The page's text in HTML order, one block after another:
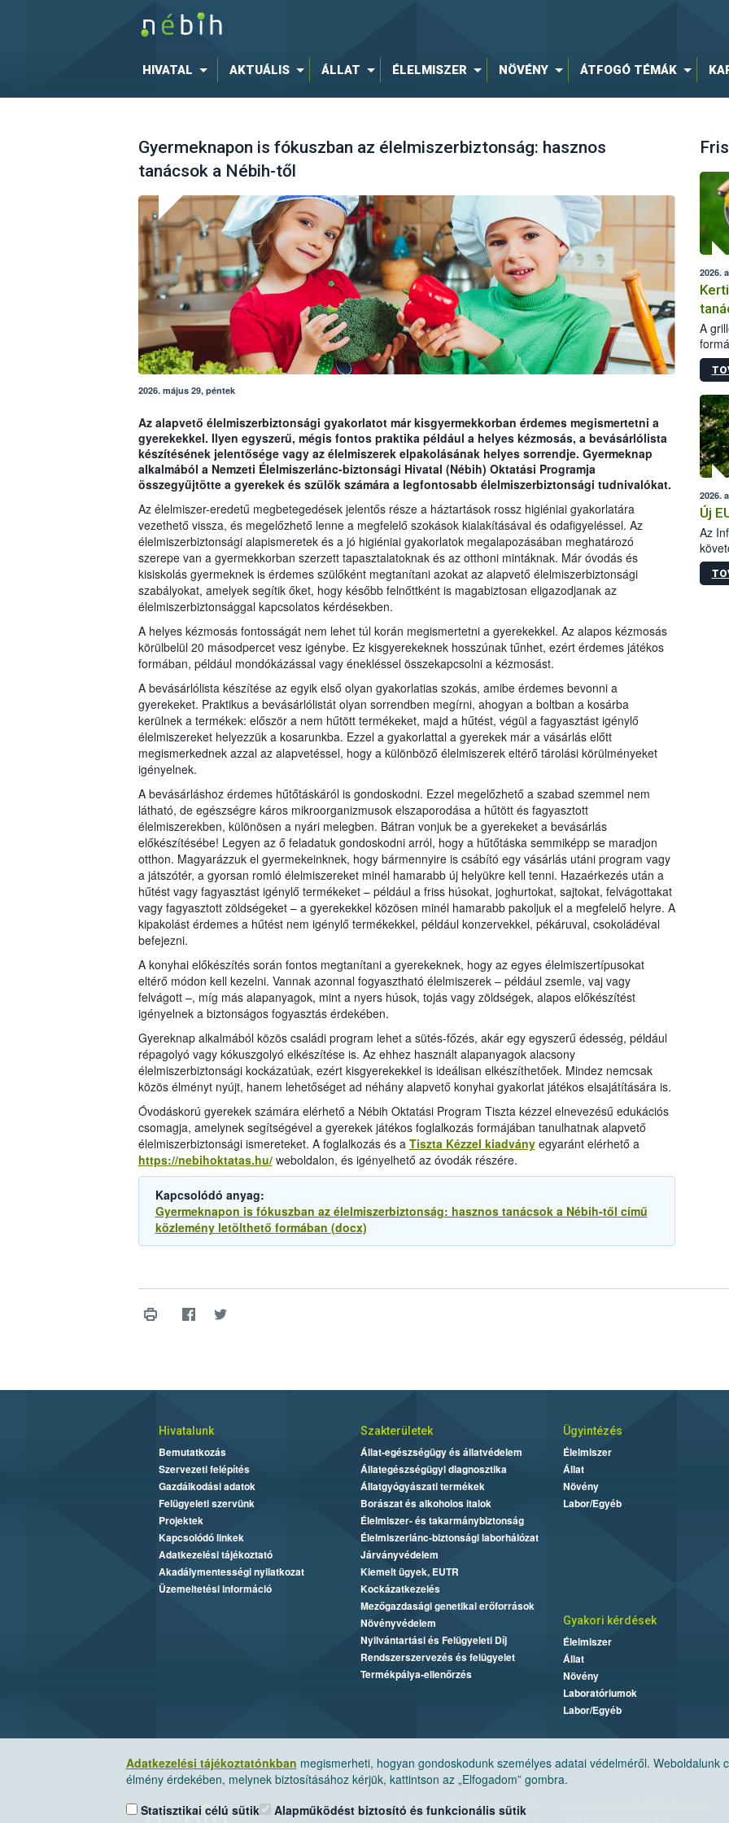
HIVATAL AKTUÁLIS ÁLLAT ÉLELMISZER NÖVÉNY ÁTFOGÓ TÉMÁK
Gyermeknapon is fókuszban az élelmiszerbiztonság: hasznos
tanácsok a Nébih-től
2026. május 29, péntek
Az alapvető élelmiszerbiztonsági gyakorlatot már kisgyermekkorban érdemes megismertetni a
gyerekekkel. Ilyen egyszerű, mégis fontos praktika például a helyes kézmosás, a bevásárlólista
készítésének jelentősége vagy az élelmiszerek elpakolásának helyes sorrendje. Gyermeknap
alkalmából a Nemzeti Élelmiszerlánc-biztonsági Hivatal (Nébih) Oktatási Programja
összegyűjtötte a gyerekek és szülők számára a legfontosabb élelmiszerbiztonsági tudnivalókat.
Az élelmiszer-eredetű megbetegedések jelentős része a háztartások rossz higiéniai gyakorlatára
vezethető vissza, és megelőzhető lenne a megfelelő szokások kialakításával és odafigyeléssel. Az
élelmiszerbiztonsági alapismeretek és a jó higiéniai gyakorlatok megalapozásában meghatározó
szerepe van a gyermekkorban szerzett tapasztalatoknak és az otthoni mintáknak. Már óvodás és
kisiskolás gyermeknek is érdemes szülőként megtanítani azokat az alapvető élelmiszerbiztonsági
szabályokat, amelyek segítik őket, hogy később felnőttként is magabiztosan eligazodjanak az
élelmiszerbiztonsággal kapcsolatos kérdésekben.
A helyes kézmosás fontosságát nem lehet túl korán megismertetni a gyerekekkel. Az alapos kézmosás
körülbelül 20 másodpercet vesz igénybe. Ez kisgyerekeknek hosszúnak tűnhet, ezért érdemes játékos
formában, például mondókázással vagy énekléssel összekapcsolni a kézmosást.
A bevásárlólista készítése az egyik első olyan gyakorlatias szokás, amibe érdemes bevonni a
gyerekeket. Praktikus a bevásárlólistát olyan sorrendben megírni, ahogyan a boltban a kosárba
kerülnek a termékek: először a nem hűtött termékeket, majd a hűtést, végül a fagyasztást igénylő
élelmiszereket helyezzük a kosarunkba. Ezzel a gyakorlattal a gyerekek már a vásárlás előtt
megismerkednek azzal az alapvetéssel, hogy a különböző élelmiszerek eltérő tárolási körülményeket
igényelnek.
A bevásárláshoz érdemes hűtőtáskáról is gondoskodni. Ezzel megelőzhető a szabad szemmel nem
látható, de egészségre káros mikroorganizmusok elszaporodása a hűtött és fagyasztott
élelmiszerekben, különösen a nyári melegben. Bátran vonjuk be a gyerekeket a bevásárlás
előkészítésébe! Legyen az ő feladatuk gondoskodni arról, hogy a hűtőtáska semmiképp se maradjon
otthon. Magyarázzuk el gyermekeinknek, hogy bármennyire is csábító egy vásárlás utáni program vagy
a játszótér, a gyorsan romló élelmiszereket minél hamarabb új helyükre kell tenni. Hazaérkezés után a
hűtést vagy fagyasztást igénylő termékeket – például a friss húsokat, joghurtokat, sajtokat, felvágottakat
vagy fagyasztott zöldségeket – a gyerekekkel közösen minél hamarabb pakoljuk el a megfelelő helyre. A
kipakolást érdemes a hűtést nem igénylő termékekkel, például konzervekkel, pékáruval, csokoládéval
befejezni.
A konyhai előkészítés során fontos megtanítani a gyerekeknek, hogy az egyes élelmiszertípusokat
eltérő módon kell kezelni. Vannak azonnal fogyasztható élelmiszerek – például zsemle, vaj vagy
felvágott –, míg más alapanyagok, mint a nyers húsok, tojás vagy zöldségek, alapos előkészítést
igényelnek a biztonságos fogyasztás érdekében.
Gyereknap alkalmából közös családi program lehet a sütés-főzés, akár egy egyszerű édesség, például
répagolyó vagy kókuszgolyó elkészítése is. Az ehhez használt alapanyagok alacsony
élelmiszerbiztonsági kockázatúak, ezért kisgyerekekkel is ideálisan elkészíthetőek. Mindez nemcsak
közös élményt nyújt, hanem lehetőséget ad néhány alapvető konyhai gyakorlat játékos elsajátítására is.
Óvodáskorú gyerekek számára elérhető a Nébih Oktatási Program Tiszta kézzel elnevezésű edukációs
csomagja, amelynek segítségével a gyerekek játékos foglalkozás formájában tanulhatnak alapvető
élelmiszerbiztonsági ismereteket. A foglalkozás és a Tiszta Kézzel kiadványegyaránt elérhető a
https://nebihoktatas.hu/weboldalon, és igényelhető az óvodák részére.
Kapcsolódó anyag:
Gyermeknapon is fókuszban az élelmiszerbiztonság: hasznos tanácsok a Nébih-től című
közlemény letölthető formában (docx)
2026.
A
a
2026.
Új
Az
Adatkezelési tájékoztatónkban megismerheti, hogyan gondoskodunk személyes adatai védelméről. Weboldalunk
élmény érdekében, melynek biztosításához kérjük, kattintson az „Elfogadom” gombra.
Statisztikai célú sütik
Alapműködést biztosító és funkcionális sütik
Hivatalunk
Bemutatkozás
Szervezeti felépítés
Gazdálkodási adatok
Felügyeleti szervünk
Projektek
Kapcsolódó linkek
Adatkezelési tájékoztató
Akadálymentességi nyilatkozat
Üzemeltetési információ
Szakterületek
Állat-egészségügy és állatvédelem
Állategészségügyi diagnosztika
Állatgyógyászati termékek
Borászat és alkoholos italok
Élelmiszer- és takarmánybiztonság
Élelmiszerlánc-biztonsági laborhálózat
Járványvédelem
Kiemelt ügyek, EUTR
Kockázatkezelés
Mezőgazdasági genetikai erőforrások
Növényvédelem
Nyilvántartási és Felügyeleti Díj
Rendszerszervezés és felügyelet
Termékpálya-ellenőrzés
Ügyintézés
Élelmiszer
Állat
Növény
Labor/Egyéb
Gyakori kérdések
Élelmiszer
Állat
Növény
Laboratóriumok
Labor/Egyéb
Nemzeti Élelmiszerlánc-biztonsági Hivatal